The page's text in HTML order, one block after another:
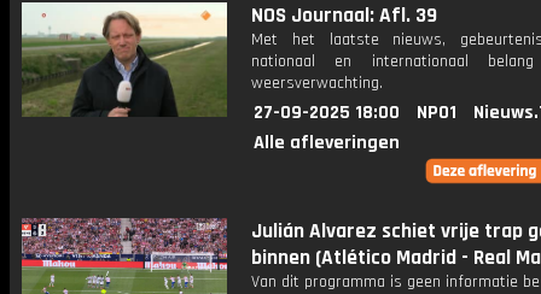
NOS Journaal: Afl. 39
Met het laatste nieuws,
nationaal en internationaal
weersverwachting.
27-09-2025 18:00 NPO1
Alle afleveringen
Julián Alvarez schiet vrije trap
binnen (Atlético Madrid - Real
Van dit programma is geen informatie